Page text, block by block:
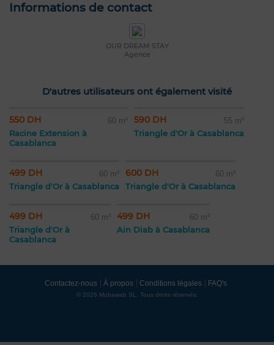
Informations de contact
OUR DREAM STAY
Agence
D'autres utilisateurs ont également visité
550 DH 60 m²
Racine Extension à
Casablanca
590 DH 55 m²
Triangle d'Or à Casablanca
499 DH 60 m²
Triangle d'Or à Casablanca
600 DH 60 m²
Triangle d'Or à Casablanca
499 DH 60 m²
Triangle d'Or à
Casablanca
499 DH 60 m²
Ain Diab à Casablanca
Contactez-nous À propos Conditions légales FAQ's
© 2026 Mubawab SL. Tous droits réservés.